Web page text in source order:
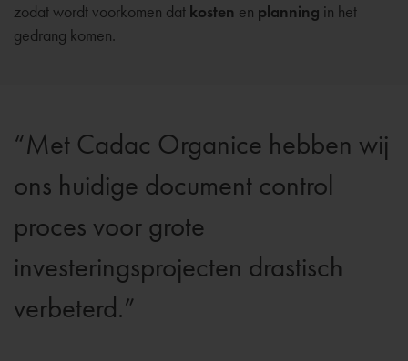
zodat wordt voorkomen dat kosten en planning in het
gedrang komen.
Met Cadac Organice hebben wij
ons huidige document control
proces voor grote
investeringsprojecten drastisch
verbeterd.